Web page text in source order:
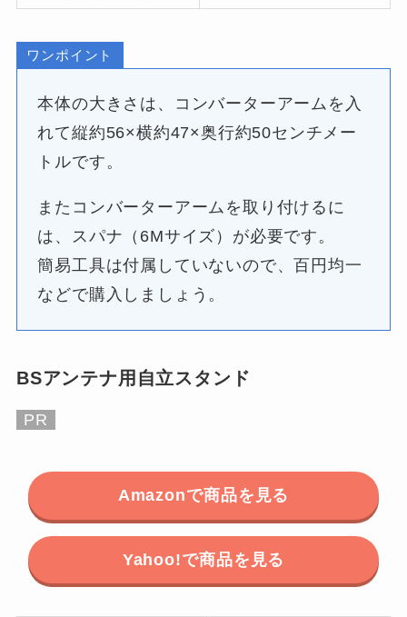
ワンポイント
本体の大きさは、コンバーターアームを入
れて縦約56×横約47×奥行約50センチメー
トルです。
またコンバーターアームを取り付けるに
は、スパナ（6Mサイズ）が必要です。
簡易工具は付属していないので、百円均一
などで購入しましょう。
BSアンテナ用自立スタンド
PR
Amazonで商品を見る
Yahoo!で商品を見る